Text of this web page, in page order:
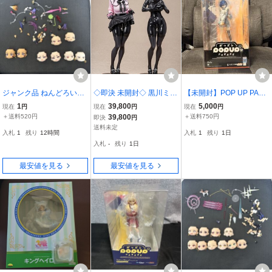
ジャンク品 ねんどろいど
フェイスパーツ
現在 1円
＋送料520円
入札 1 残り 12時間
最安値を見る
◇即決 未開封◇ 黒川ミウ
1/6 豪華版 「Dear My Ru
bber」 SSR FIGURE グッ
ドスマイルカンパニー 黒
現在 39,800円
即決 39,800円
送料未定
入札 - 残り 1日
最安値を見る
【未開封】POP UP PARA
DE SP ゼンレスゾーンゼ
ロ リン Belle
現在 5,000円
＋送料750円
入札 1 残り 1日